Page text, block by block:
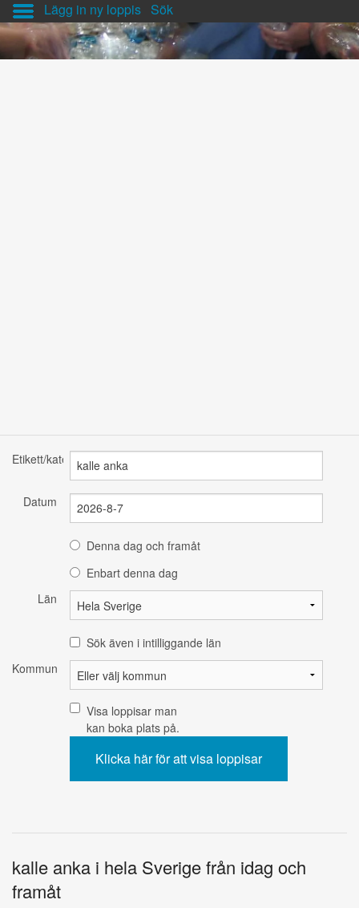
Lägg in ny loppis Sök
Etikett/kategori
Datum
Denna dag och framåt
Enbart denna dag
Län
Sök även i intilliggande län
Kommun
Visa loppisar man
kan boka plats på.
kalle anka i hela Sverige från idag och
framåt